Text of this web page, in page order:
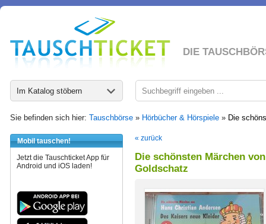
DIE
Im Katalog stöbern
Sie befinden sich hier: Tauschbörse » Hörbücher & Hörspiele » Die
Mobil tauschen!
Jetzt die Tauschticket App für
Android und iOS laden!
« zurück
Die schönsten Märchen
Goldschatz